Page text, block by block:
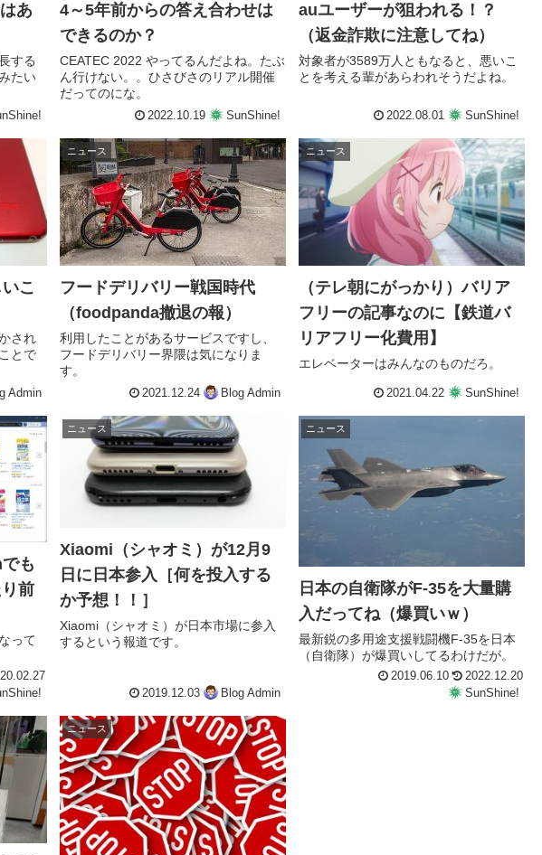
あ
する
たい
4～5年前からの答え合わせは
できるのか？
CEATEC 2022 やってるんだよね。たぶ
ん行けない。。ひさびさのリアル開催
だってのにな。
2022.10.19 SunShine!
auユーザーが狙われる！？
（返金詐欺に注意してね）
対象者が3589万人ともなると、悪いこ
とを考える輩があらわれそうだよね。
2022.08.01 SunShine!
こ
され
とで
Admin
ニュース
フードデリバリー戦国時代
（foodpanda撤退の報）
利用したことがあるサービスですし、
フードデリバリー界隈は気になりま
す。
2021.12.24 Blog Admin
ニュース
（テレ朝にがっかり）バリア
フリーの記事なのに【鉄道バ
リアフリー化費用】
エレベーターはみんなのものだろ。
2021.04.22 SunShine!
も
前
って
ニュース
Xiaomi（シャオミ）が12月9
日に日本参入［何を投入する
か予想！！］
Xiaomi（シャオミ）が日本市場に参入
するという報道です。
2019.12.03 Blog Admin
ニュース
日本の自衛隊がF-35を大量購
入だってね（爆買いｗ）
最新鋭の多用途支援戦闘機F-35を日本
（自衛隊）が爆買いしてるわけだが。
2019.06.10
2022.12.20
SunShine!
ニュース